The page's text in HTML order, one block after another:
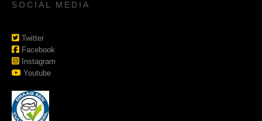
SOCIAL MEDIA
Twitter
Facebook
Instagram
Youtube